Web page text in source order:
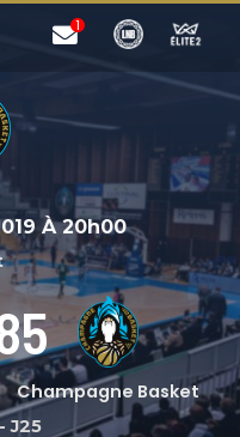
À 20h00
Champagne Basket
J25